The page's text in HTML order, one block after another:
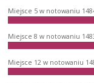
Miejsce 5 w notowaniu
Miejsce 8 w notowaniu
Miejsce 12 w notowaniu